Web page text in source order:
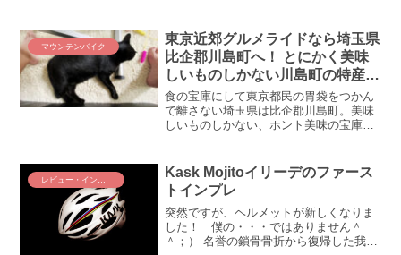
メラ、極める」をキャッチコピーに、カ
メラ機能に特化したスマートフォン
「Xperia PRO-I」が誕生！ ロードバイク
最強カメラの筆頭に名乗りを上げそうな
「Xperia PRO-I」の魅力に迫ります。
マウンテンバイク
東京近郊グルメライドなら埼玉県
比企郡川島町へ！ とにかく美味
しいものしかない川島町の特産・
無花果を求めるMTBサイクリン
グ
食の宝庫にして東京都民の胃袋をつかん
で離さない埼玉県は比企郡川島町。美味
しいものしかない、ホント美味の宝庫な
特産は無花果（いちじく）！！ 栄養たっ
ぷり、食物繊維たっぷり、しかも極上に
美味しい無花果（いちじく）を求めて、
マウンテンバイクで川島町をめざしま
す！
レビュー・インプレ
Kask Mojitoイリーデのファース
トインプレ
突然ですが、ヘルメットが新しくなりま
した！ 僕の・・・ではありません＾
＾；） 名誉の鎖骨骨折から復帰した我が